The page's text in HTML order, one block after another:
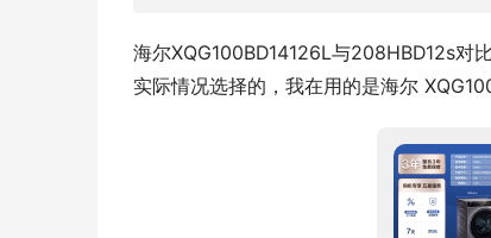
海尔XQG100BD14126L与208HBD12s对
实际情况选择的，我在用的是海尔